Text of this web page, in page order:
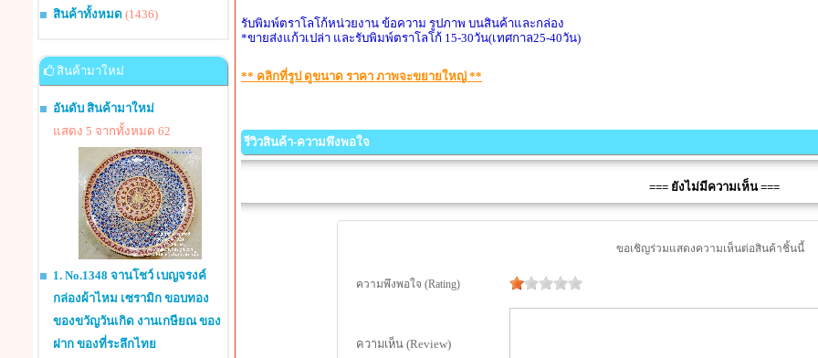
สินค้าทั้งหมด (1436)
สินค้ามาใหม่
อันดับ สินค้ามาใหม่
แสดง 5 จากทั้งหมด 62
1. No.1348 จานโชว์ เบญจรงค์
กล่องผ้าไหม เซรามิก ขอบทอง
ของขวัญวันเกิด งานเกษียณ ของ
ฝาก ของที่ระลึกไทย
รับพิมพ์ตราโลโก้หน่วยงาน ข้อความ รูปภาพ บนสินค้าและกล่อง
*ขายส่งแก้วเปล่า และรับพิมพ์ตราโลโก้ 15-30วัน(เทศกาล25-40วัน)
** คลิกที่รูป ดูขนาด ราคา ภาพจะขยายใหญ่ **
รีวิวสินค้า-ความพึงพอใจ
=== ยังไม่มีความเห็น ===
ขอเชิญร่วมแสดงความเห็นต่อสินค้าชิ้นนี้
ความพึงพอใจ (Rating)
ความเห็น (Review)